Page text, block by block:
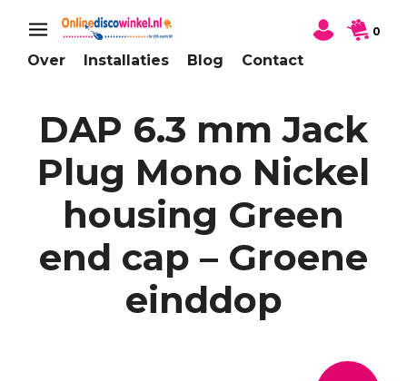
Over Installaties Blog Contact
0
DAP 6.3 mm Jack
Plug Mono Nickel
housing Green
end cap – Groene
einddop